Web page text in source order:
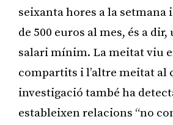
seixanta hores a la setmana
de 500 euros al mes, és a dir,
salari mínim. La meitat viu
compartits i l’altre meitat al
investigació també ha
estableixen relacions “no